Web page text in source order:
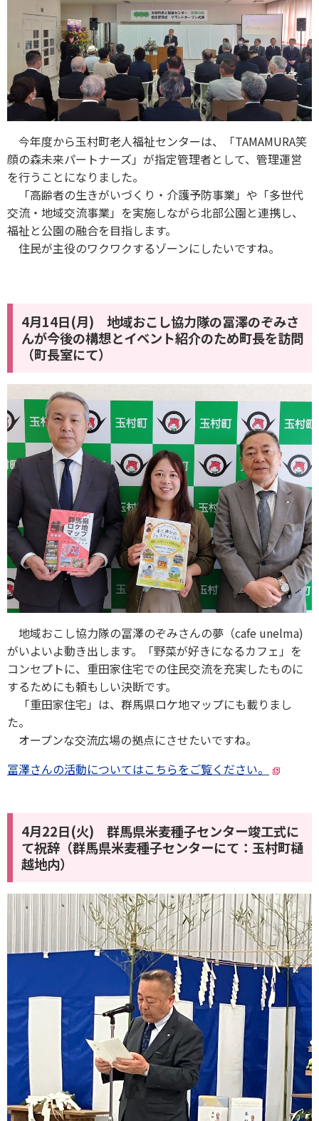
今年度から玉村町老人福祉センターは、「TAMAMURA笑
顔の森未来パートナーズ」が指定管理者として、管理運営
を行うことになりました。
「高齢者の生きがいづくり・介護予防事業」や「多世代
交流・地域交流事業」を実施しながら北部公園と連携し、
福祉と公園の融合を目指します。
住民が主役のワクワクするゾーンにしたいですね。
4月14日(月) 地域おこし協力隊の冨澤のぞみさ
んが今後の構想とイベント紹介のため町長を訪問
（町長室にて）
地域おこし協力隊の冨澤のぞみさんの夢（cafe unelma)
がいよいよ動き出します。「野菜が好きになるカフェ」を
コンセプトに、重田家住宅での住民交流を充実したものに
するためにも頼もしい決断です。
「重田家住宅」は、群馬県ロケ地マップにも載りまし
た。
オープンな交流広場の拠点にさせたいですね。
冨澤さんの活動についてはこちらをご覧ください。
4月22日(火) 群馬県米麦種子センター竣工式に
て祝辞（群馬県米麦種子センターにて：玉村町樋
越地内）